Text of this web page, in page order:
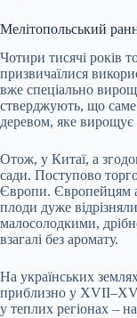
Мелітопольський
Чотири тисячі років
призвичаїлися
вже спеціально
стверджують, що
деревом, яке
Отож, у Китаї, а
сади. Поступово
Європи. Європейцям
плоди дуже
малосолодкими,
взагалі без аромату.
На українських
приблизно у
у теплих регіонах –